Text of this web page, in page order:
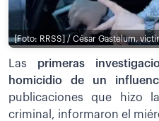
[Foto: RRSS] / César Gastelum,
Las primeras
homicidio de un
publicaciones que hizo
criminal, informaron el